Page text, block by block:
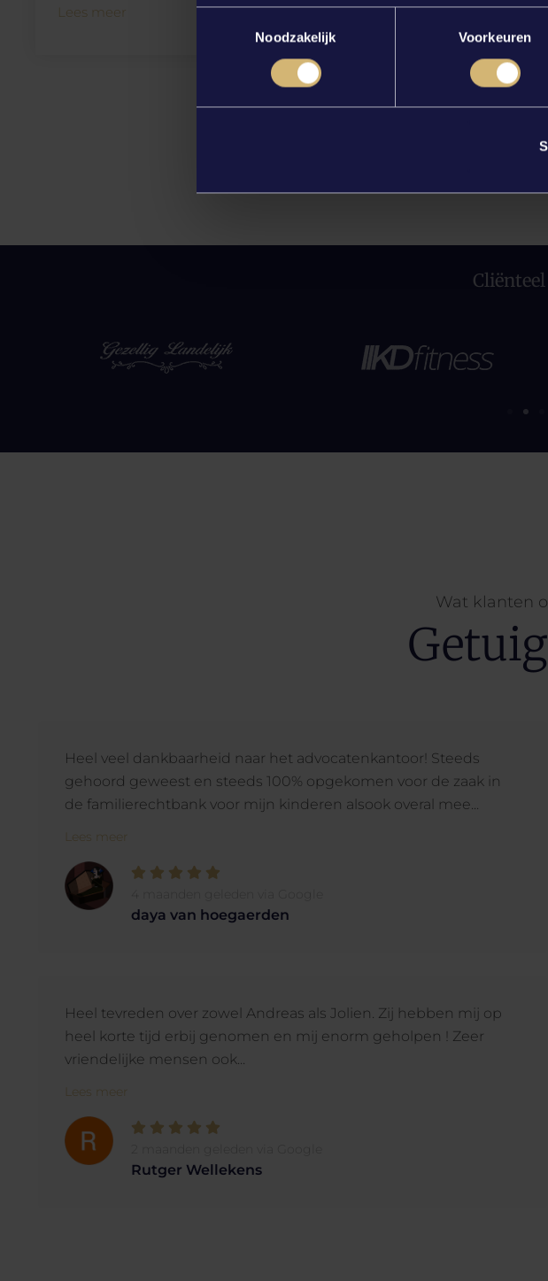
Noodzakelijk
Voorkeuren
Lees meer
Wat klanten
Heel veel dankbaarheid naar het advocatenkantoor! Steeds
gehoord geweest en steeds 100% opgekomen voor de zaak in
de familierechtbank voor mijn kinderen alsook overal mee...
Lees meer
daya van hoegaerden
Heel tevreden over zowel Andreas als Jolien. Zij hebben mij op
heel korte tijd erbij genomen en mij enorm geholpen ! Zeer
vriendelijke mensen ook...
Lees meer
Rutger Wellekens